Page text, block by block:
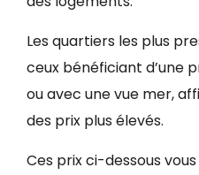
Les quartiers les plus
ceux bénéficiant d’une
ou avec une vue mer,
des prix plus élevés.
Ces prix ci-dessous